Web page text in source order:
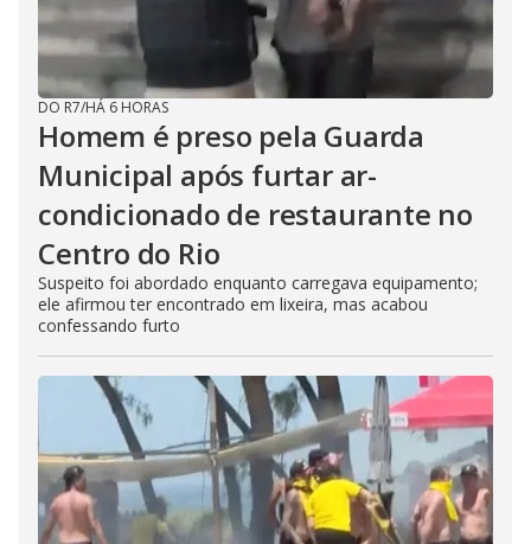
DO R7/HÁ 6 HORAS
Homem é preso pela Guarda
Municipal após furtar ar-
condicionado de restaurante no
Centro do Rio
Suspeito foi abordado enquanto carregava equipamento;
ele afirmou ter encontrado em lixeira, mas acabou
confessando furto